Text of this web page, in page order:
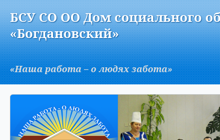
AБСУ СО ОО Дом социального
«Богдановский»
«Наша работа – о людях забота»